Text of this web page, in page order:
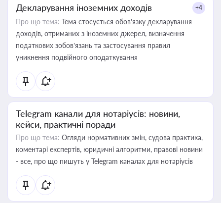
Декларування іноземних доходів +4
Про що тема: Тема стосується обов’язку декларування
доходів, отриманих з іноземних джерел, визначення
податкових зобов’язань та застосування правил
уникнення подвійного оподаткування
Telegram канали для нотаріусів: новини,
кейси, практичні поради
Про що тема: Огляди нормативних змін, судова практика,
коментарі експертів, юридичні алгоритми, правові новини
- все, про що пишуть у Telegram каналах для нотаріусів